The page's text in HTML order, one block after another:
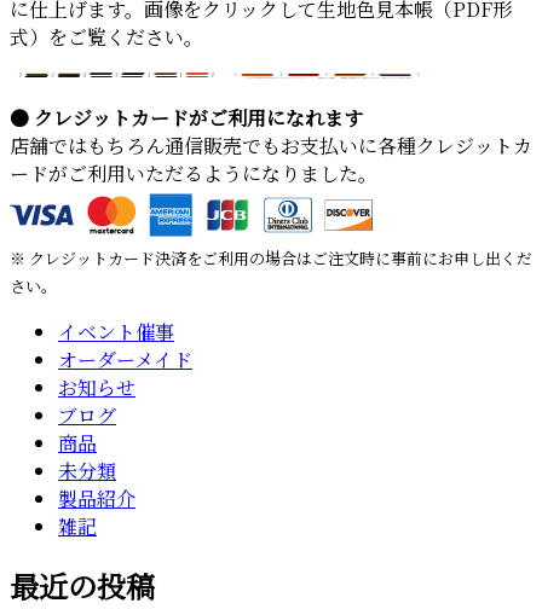
に仕上げます。画像をクリックして生地色見本帳（PDF形
式）をご覧ください。
● クレジットカードがご利用になれます
店舗ではもちろん通信販売でもお支払いに各種クレジットカ
ードがご利用いただるようになりました。
※ クレジットカード決済をご利用の場合はご注文時に事前にお申し出くだ
さい。
イベント催事
オーダーメイド
お知らせ
ブログ
商品
未分類
製品紹介
雑記
最近の投稿